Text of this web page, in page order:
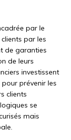
par le
par les
de garanties
de leurs
investissent
prévenir les
clients
se
mais